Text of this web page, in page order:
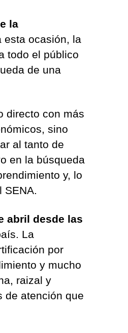
la
esta ocasión, la
todo el público
de una
directo con más
sino
al tanto de
en la búsqueda
y, lo
SENA.
abril desde las
La
por
y mucho
raizal y
de atención que